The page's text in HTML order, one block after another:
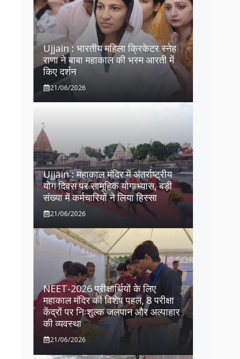
Ujjain : भारतीय महिला क्रिकेटर स्नेह
राणा ने बाबा महाकाल की भस्म आरती में
किए दर्शन
21/06/2026
Ujjain : महाकाल मंदिर में अंतर्राष्ट्रीय
योग दिवस पर सामूहिक योगाभ्यास, बड़ी
संख्या में कर्मचारियों ने लिया हिस्सा
21/06/2026
NEET-2026 परीक्षार्थियों के लिए
महाकाल मंदिर की विशेष पहल, 8 परीक्षा
केंद्रों पर निःशुल्क जलपान और अल्पाहार
की व्यवस्था
21/06/2026